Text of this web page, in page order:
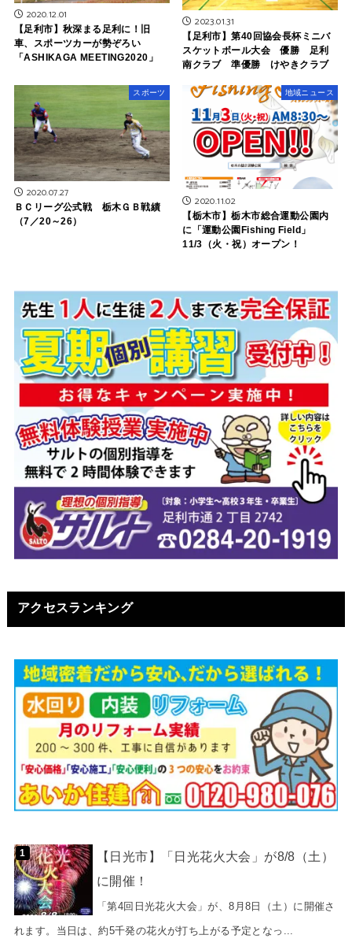
2020.12.01
【足利市】秋深まる足利に！旧
車、スポーツカーが勢ぞろい
「ASHIKAGA MEETING2020」
2023.01.31
【足利市】第40回協会長杯ミニバ
スケットボール大会 優勝 足利
南クラブ 準優勝 けやきクラブ
スポーツ
2020.07.27
ＢＣリーグ公式戦 栃木ＧＢ戦績
（7／20～26）
地域ニュース
2020.11.02
【栃木市】栃木市総合運動公園内
に「運動公園Fishing Field」
11/3（火・祝）オープン！
アクセスランキング
【日光市】「日光花火大会」が8/8（土）
に開催！
「第4回日光花火大会」が、8月8日（土）に開催さ
れます。当日は、約5千発の花火が打ち上がる予定となっ...